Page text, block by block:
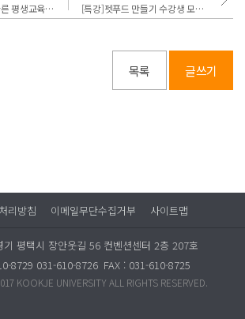
RISE 사업 선정에따른 평생교육 파트 인터뷰(오경숙 원장) [특강]펫푸드 만들기 수강생 모집안내
목록 글쓰기
리방침 이메일무단수집거부 사이트맵
기 평택시 장안웃길 56 컨벤션센터 2층 207호
8729 031-610-8726 FAX : 031-610-8725
KOOKJE UNIVERSITY ALL RIGHTS RESERVED.